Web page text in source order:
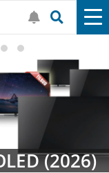
(2026)